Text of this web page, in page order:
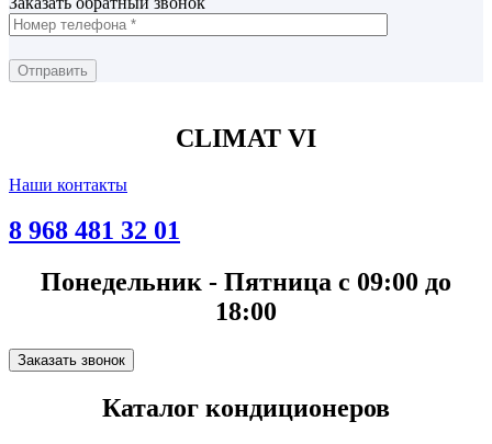
CLIMAT VI
Наши контакты
8 968 481 32 01
Понедельник - Пятница с 09:00 до
18:00
Заказать звонок
Каталог кондиционеров